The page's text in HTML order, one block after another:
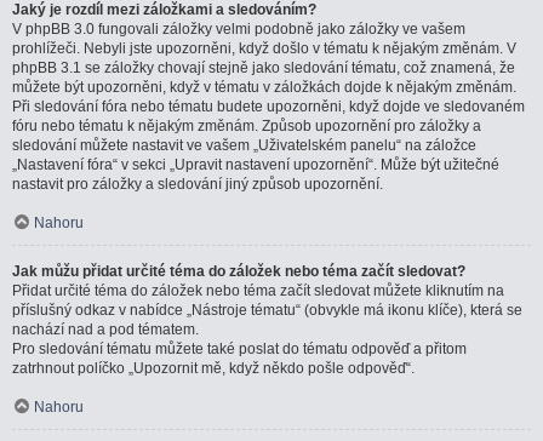
Jaký je rozdíl mezi záložkami a sledováním?
V phpBB 3.0 fungovali záložky velmi podobně jako záložky ve vašem
prohlížeči. Nebyli jste upozorněni, když došlo v tématu k nějakým změnám. V
phpBB 3.1 se záložky chovají stejně jako sledování tématu, což znamená, že
můžete být upozorněni, když v tématu v záložkách dojde k nějakým změnám.
Při sledování fóra nebo tématu budete upozorněni, když dojde ve sledovaném
fóru nebo tématu k nějakým změnám. Způsob upozornění pro záložky a
sledování můžete nastavit ve vašem „Uživatelském panelu“ na záložce
„Nastavení fóra“ v sekci „Upravit nastavení upozornění“. Může být užitečné
nastavit pro záložky a sledování jiný způsob upozornění.
Nahoru
Jak můžu přidat určité téma do záložek nebo téma začít sledovat?
Přidat určité téma do záložek nebo téma začít sledovat můžete kliknutím na
příslušný odkaz v nabídce „Nástroje tématu“ (obvykle má ikonu klíče), která se
nachází nad a pod tématem.
Pro sledování tématu můžete také poslat do tématu odpověď a přitom
zatrhnout políčko „Upozornit mě, když někdo pošle odpověď“.
Nahoru